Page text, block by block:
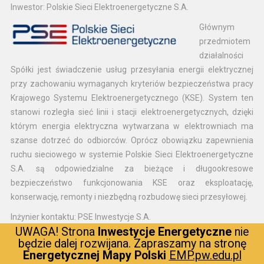
Inwestor: Polskie Sieci Elektroenergetyczne S.A.
Głównym
przedmiotem
działalności
Spółki jest świadczenie usług przesyłania energii elektrycznej
przy zachowaniu wymaganych kryteriów bezpieczeństwa pracy
Krajowego Systemu Elektroenergetycznego (KSE). System ten
stanowi rozległa sieć linii i stacji elektroenergetycznych, dzięki
którym energia elektryczna wytwarzana w elektrowniach ma
szanse dotrzeć do odbiorców. Oprócz obowiązku zapewnienia
ruchu sieciowego w systemie Polskie Sieci Elektroenergetyczne
S.A. są odpowiedzialne za bieżące i długookresowe
bezpieczeństwo funkcjonowania KSE oraz eksploatację,
konserwację, remonty i niezbędną rozbudowę sieci przesyłowej.
Inżynier kontaktu: PSE Inwestycje S.A.
To spółka
należąca do
UWAGA! Strona Inwestycje Energetyczne nie
będzie dalej rozwijana. Zapraszamy na stronę
Energetycznej Mapy Polski EMP.pw.edu.pl